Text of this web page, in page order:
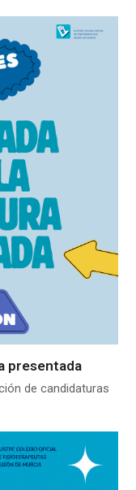
presentada
de candidaturas